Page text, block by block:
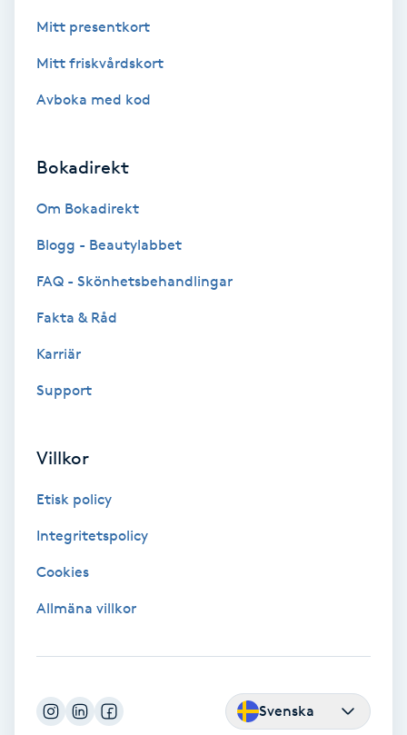
Damklippning
Dermapen
Diamantslipning
Extensions
Eyeliner-tatuering
Face framing
Faceliftmassage
Fettreducering
Fibromassage
Fillers
Mitt presentkort
Mitt friskvårdskort
Avboka med kod
Bokadirekt
Om Bokadirekt
Blogg - Beautylabbet
FAQ - Skönhetsbehandlingar
Fakta & Råd
Karriär
Support
Villkor
Etisk policy
Integritetspolicy
Cookies
Allmäna villkor
Svenska